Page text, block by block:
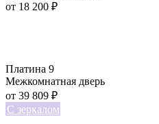
от 18 200 ₽
Платина 9
Межкомнатная дверь
от 39 809 ₽
С зеркалом